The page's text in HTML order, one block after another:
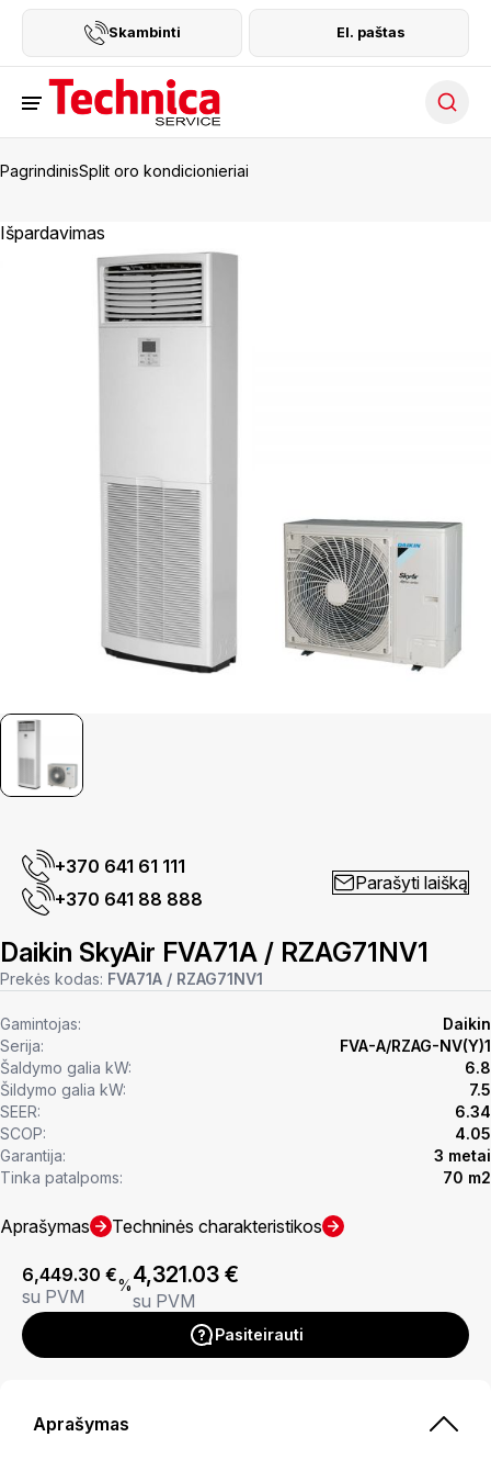
Skambinti El. paštas
PagrindinisSplit oro kondicionieriai
Išpardavimas
+370 641 61 111
+370 641 88 888
Parašyti laišką
Daikin SkyAir FVA71A / RZAG71NV1
Prekės kodas: FVA71A / RZAG71NV1
Gamintojas:
Daikin
Serija:
FVA-A/RZAG-NV(Y)1
Šaldymo galia kW:
6.8
Šildymo galia kW:
7.5
SEER:
6.34
SCOP:
4.05
Garantija:
3 metai
Tinka patalpoms:
70 m2
Aprašymas Techninės charakteristikos
6,449.30 €
su PVM
%4,321.03 €
su PVM
Pasiteirauti
Aprašymas